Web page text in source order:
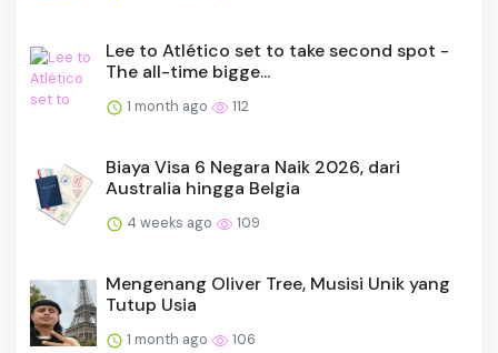
Lee to Atlético set to take second spot -
The all-time bigge...
1 month ago 112
Biaya Visa 6 Negara Naik 2026, dari
Australia hingga Belgia
4 weeks ago 109
Mengenang Oliver Tree, Musisi Unik yang
Tutup Usia
1 month ago 106